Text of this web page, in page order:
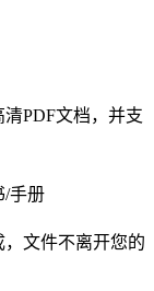
PDF文档，并支
/手册
，文件不离开您的